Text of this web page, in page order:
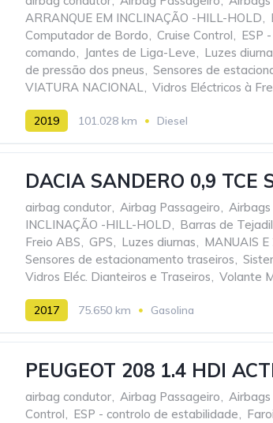
ARRANQUE EM INCLINAÇÃO -HILL-HOLD,
Computador de Bordo, Cruise Control, ESP
comando, Jantes de Liga-Leve, Luzes
de pressão dos pneus, Sensores de
VIATURA NACIONAL, Vidros Eléctricos à
2019 101.028 km Diesel
DACIA SANDERO 0,9 TCE
airbag condutor, Airbag Passageiro,
INCLINAÇÃO -HILL-HOLD, Barras de
Freio ABS, GPS, Luzes diurnas, MANUAIS E
Sensores de estacionamento traseiros,
Vidros Eléc. Dianteiros e Traseiros, Volante
2017 75.650 km Gasolina
PEUGEOT 208 1.4 HDI
airbag condutor, Airbag Passageiro,
Control, ESP - controlo de estabilidade,